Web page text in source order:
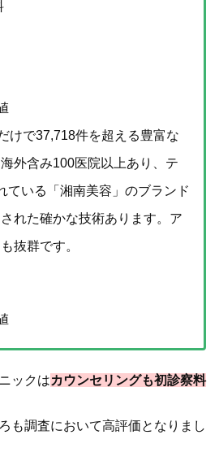
けで37,718件を超える豊富な
外含み100医院以上あり、テ
ている「湘南美容」のブランド
れた確かな技術あります。ア
抜群です。
ックはカウンセリングも初診察料
も調査において高評価となりまし